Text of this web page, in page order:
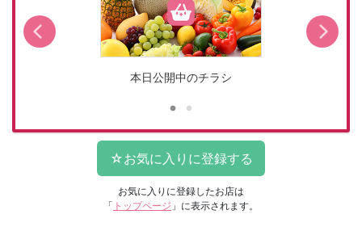
本日公開中のチラシ
お気に入りに登録したお店は
「 トップページ 」に表示されます。